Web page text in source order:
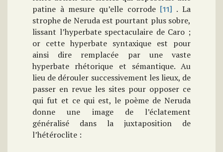
patine à mesure qu’elle corrode
[11]
. La
strophe de Neruda est pourtant plus sobre,
lissant l’hyperbate spectaculaire de Caro ;
or cette hyperbate syntaxique est pour
ainsi dire remplacée par une vaste
hyperbate rhétorique et sémantique. Au
lieu de dérouler successivement les lieux, de
passer en revue les sites pour opposer ce
qui fut et ce qui est, le poème de Neruda
donne une image de l’éclatement
généralisé dans la juxtaposition de
l’hétéroclite :